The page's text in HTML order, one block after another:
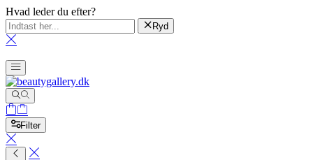
Hvad leder du efter?
Ryd
Filter